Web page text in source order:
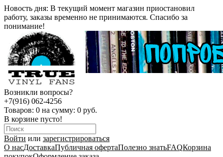
Новость дня: В текущий момент магазин приостановил
работу, заказы временно не принимаются. Спасибо за
понимание!
Возникли вопросы?
+7(916) 062-4256
Товаров: 0 на сумму: 0 руб.
В корзине пусто!
Войти или зарегистрироваться
О насДоставкаПубличная офертаПолезно знатьFAQКорзина